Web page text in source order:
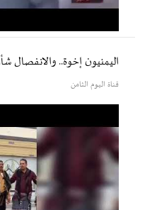
اليمنيون إخوة.. والانفصال
قناة اليوم الثامن